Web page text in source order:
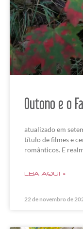
Outono e o
atualizado em
título de filmes e
românticos. E
LEIA AQUI »
22 de novembro de